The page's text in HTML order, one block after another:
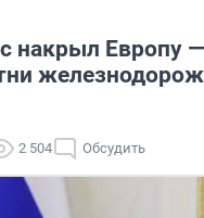
накрыл Европу —
2 504 Обсудить